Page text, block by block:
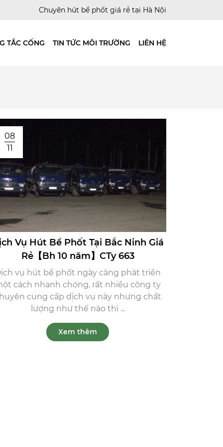
Chuyên hút bể phốt giá rẻ tại Hà Nội
TẮC CỐNG TIN TỨC MÔI TRƯỜNG LIÊN HỆ
08
11
Vụ Hút Bể Phốt Tại Bắc Ninh Giá
Rẻ【Bh 10 năm】CTy 663
vụ hút bể phốt ngày càng phát triển
cách nhanh chóng, rất nhiều công ty
cung cấp dịch vụ này nhưng chất
lượng như thế nào thì ...
Xem thêm